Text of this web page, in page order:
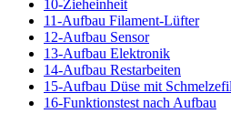
10-Zieheinheit
11-Aufbau Filament-Lüfter
12-Aufbau Sensor
13-Aufbau Elektronik
14-Aufbau Restarbeiten
15-Aufbau Düse mit
16-Funktionstest nach Aufbau